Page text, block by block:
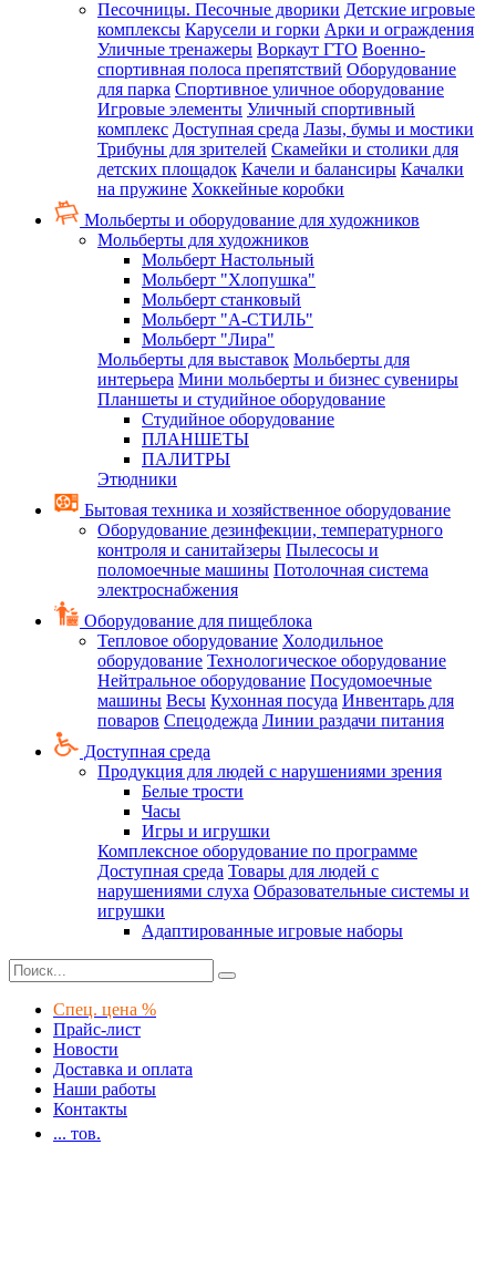
Песочницы. Песочные дворики Детские игровые
комплексы Карусели и горки Арки и ограждения
Уличные тренажеры Воркаут ГТО Военно-
спортивная полоса препятствий Оборудование
для парка Спортивное уличное оборудование
Игровые элементы Уличный спортивный
комплекс Доступная среда Лазы, бумы и мостики
Трибуны для зрителей Скамейки и столики для
детских площадок Качели и балансиры Качалки
на пружине Хоккейные коробки
Мольберты и оборудование для художников
Мольберты для художников
Мольберт Настольный
Мольберт "Хлопушка"
Мольберт станковый
Мольберт "А-СТИЛЬ"
Мольберт "Лира"
Мольберты для выставок Мольберты для
интерьера Мини мольберты и бизнес сувениры
Планшеты и студийное оборудование
Студийное оборудование
ПЛАНШЕТЫ
ПАЛИТРЫ
Этюдники
Бытовая техника и хозяйственное оборудование
Оборудование дезинфекции, температурного
контроля и санитайзеры Пылесосы и
поломоечные машины Потолочная система
электроснабжения
Оборудование для пищеблока
Тепловое оборудование Холодильное
оборудование Технологическое оборудование
Нейтральное оборудование Посудомоечные
машины Весы Кухонная посуда Инвентарь для
поваров Спецодежда Линии раздачи питания
Доступная среда
Продукция для людей с нарушениями зрения
Белые трости
Часы
Игры и игрушки
Комплексное оборудование по программе
Доступная среда Товары для людей с
нарушениями слуха Образовательные системы и
игрушки
Адаптированные игровые наборы
Спец. цена %
Прайс-лист
Новости
Доставка и оплата
Наши работы
Контакты
... тов.